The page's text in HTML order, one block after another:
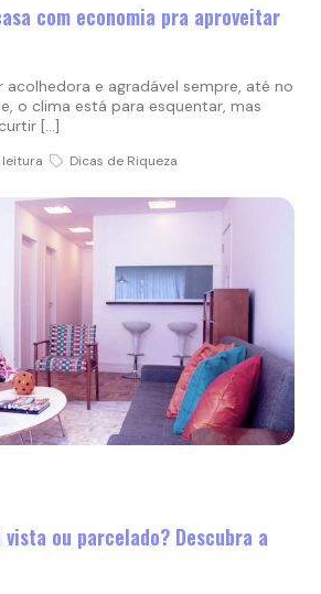
com economia pra aproveitar
acolhedora e agradável sempre, até no
o clima está para esquentar, mas
[…]
Dicas de Riqueza
vista ou parcelado? Descubra a